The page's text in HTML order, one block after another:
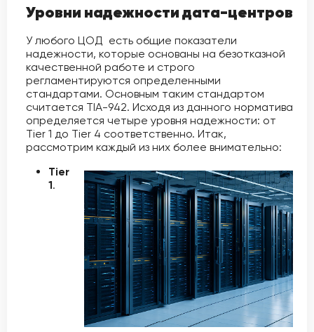
Уровни надежности дата-центров
У любого ЦОД есть общие показатели
надежности, которые основаны на безотказной
качественной работе и строго
регламентируются определенными
стандартами. Основным таким стандартом
считается TIA-942. Исходя из данного норматива
определяется четыре уровня надежности: от
Tier 1 до Tier 4 соответственно. Итак,
рассмотрим каждый из них более внимательно:
Tier
1.